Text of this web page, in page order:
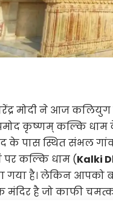
नरेंद्र मोदी ने आज
कृष्‍णम् कल्कि धाम
के पास स्थित संभल
पर कल्कि धाम (Kalki
गया है। लेकिन आपको
है जो काफी